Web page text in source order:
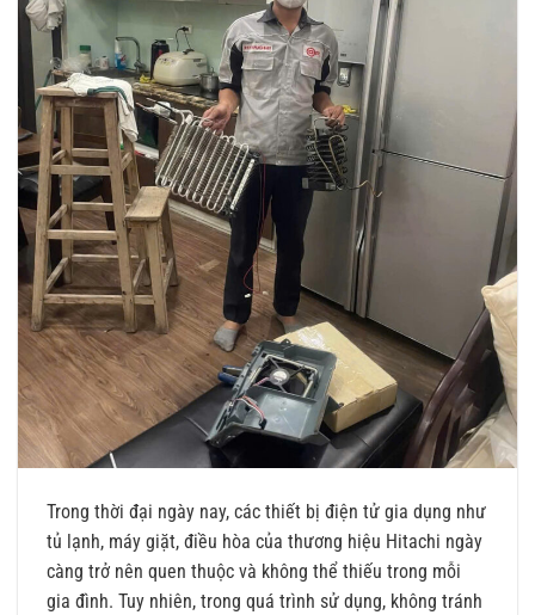
Trong thời đại ngày nay, các thiết bị điện tử gia dụng như
tủ lạnh, máy giặt, điều hòa của thương hiệu Hitachi ngày
càng trở nên quen thuộc và không thể thiếu trong mỗi
gia đình. Tuy nhiên, trong quá trình sử dụng, không tránh